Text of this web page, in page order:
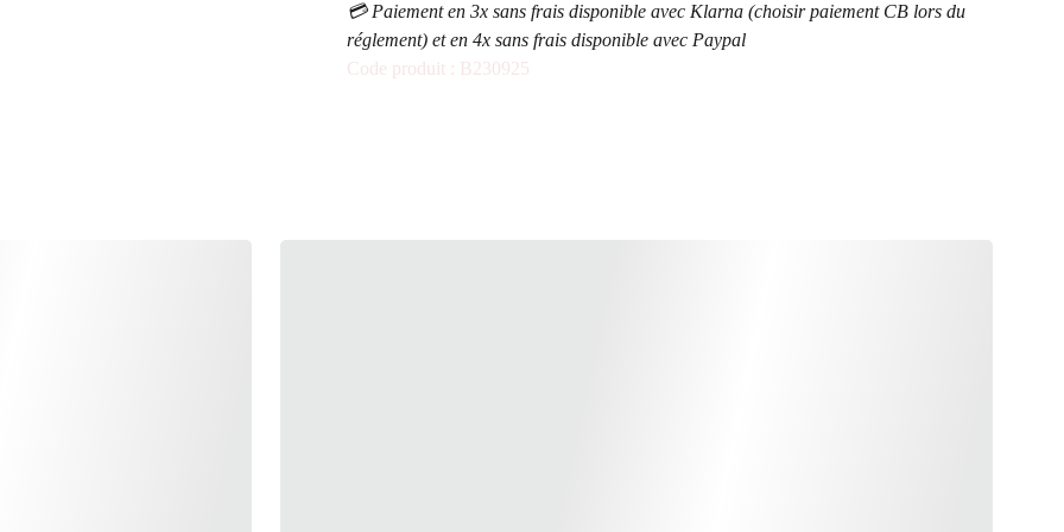
💳 Paiement en 3x sans frais disponible avec Klarna (choisir paiement CB lors du
réglement) et en 4x sans frais disponible avec Paypal
Code produit : B230925